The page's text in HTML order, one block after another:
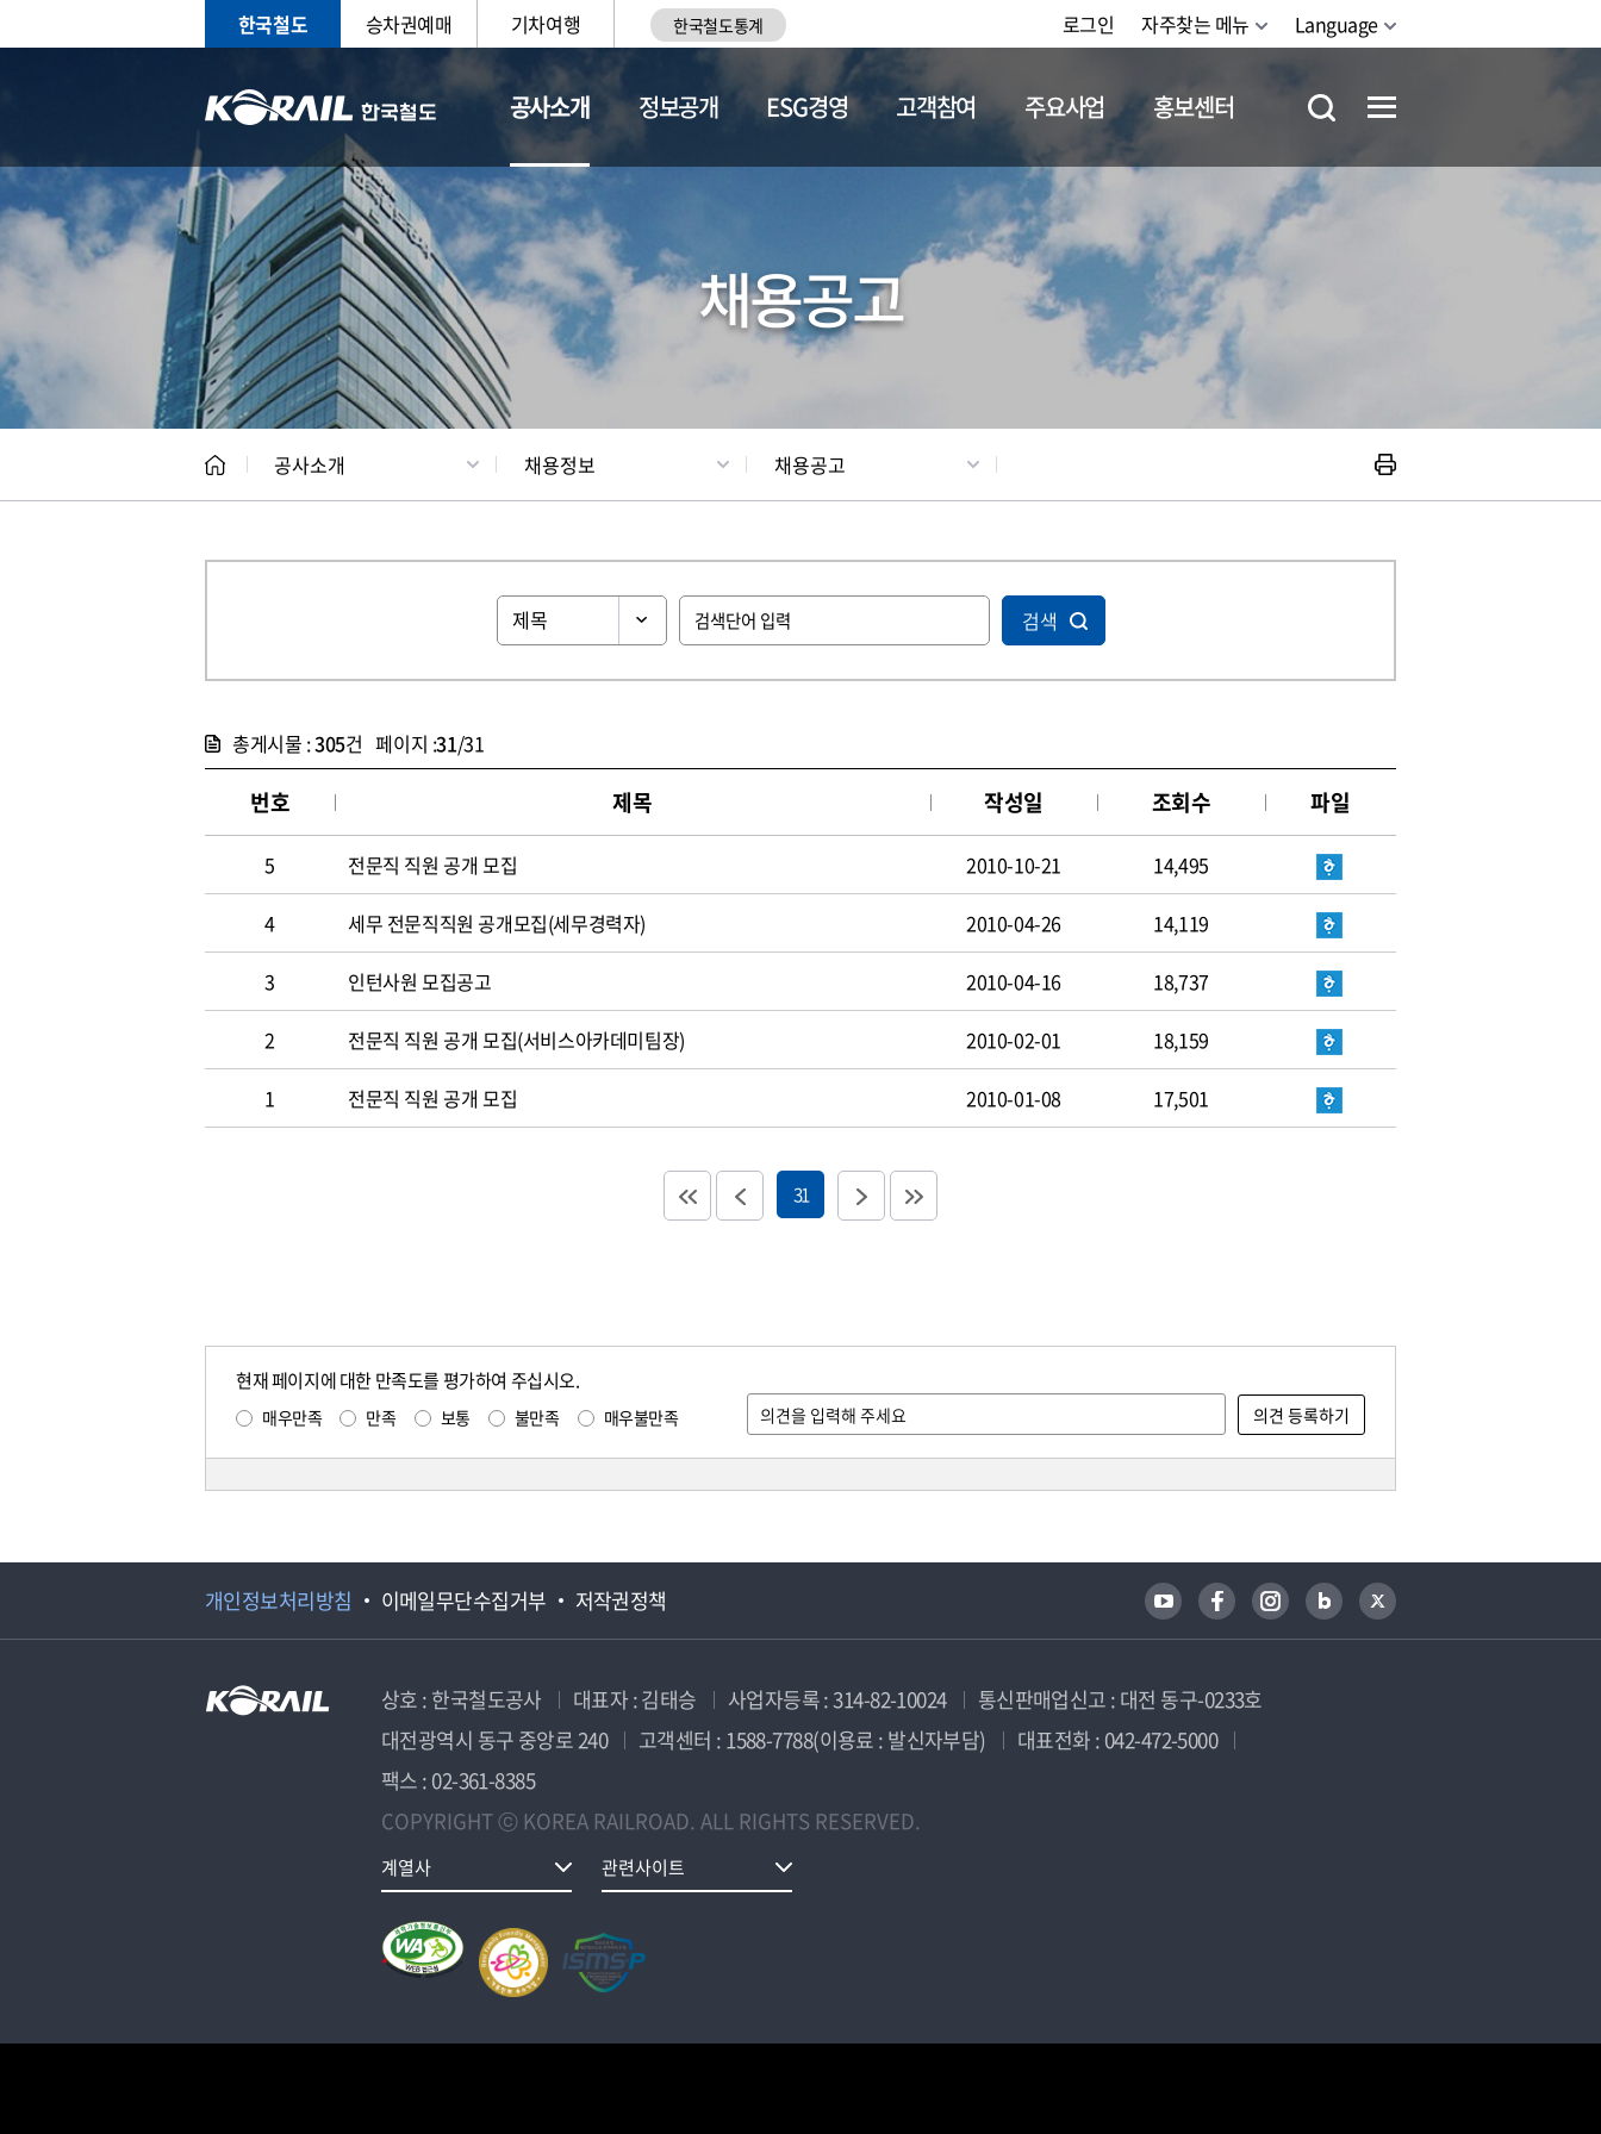
한국철도 승차권예매 기차여행 한국철도통계 로그인 자주찾는 메뉴 Language
공사소개
CEO 일반현황 채용정보
정보공개 ESG경영 고객참여 주요사업 홍보센터
채용공고
공사소개 채용정보 채용공고
검색
총게시물 :305건 페이지 :31/31
번호 제목 작성일 조회수 파일
5 전문직 직원 공개 모집 2010-10-21 14,495
4 세무 전문직직원 공개모집(세무경력자) 2010-04-26 14,119
3 인턴사원 모집공고 2010-04-16 18,737
2 전문직 직원 공개 모집(서비스아카데미팀장) 2010-02-01 18,159
1 전문직 직원 공개 모집 2010-01-08 17,501
31
현재 페이지에 대한 만족도를 평가하여 주십시오.
매우만족 만족 보통 불만족 매우불만족
개인정보처리방침 이메일무단수집거부 저작권정책
상호 : 한국철도공사 대표자 : 김태승 사업자등록 : 314-82-10024
통신판매업신고 : 대전 동구-0233호
대전광역시 동구 중앙로 240
고객센터 : 1588-7788(이용료 : 발신자부담)
대표전화 : 042-472-5000
팩스 : 02-361-8385
COPYRIGHT ⓒ KOREA RAILROAD. ALL RIGHTS RESERVED.
계열사 관련사이트